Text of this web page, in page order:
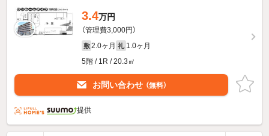
3.4万円
（管理費3,000円）
敷 2.0ヶ月 礼 1.0ヶ月
5階 / 1R / 20.3㎡
お問い合わせ （無料）
提供